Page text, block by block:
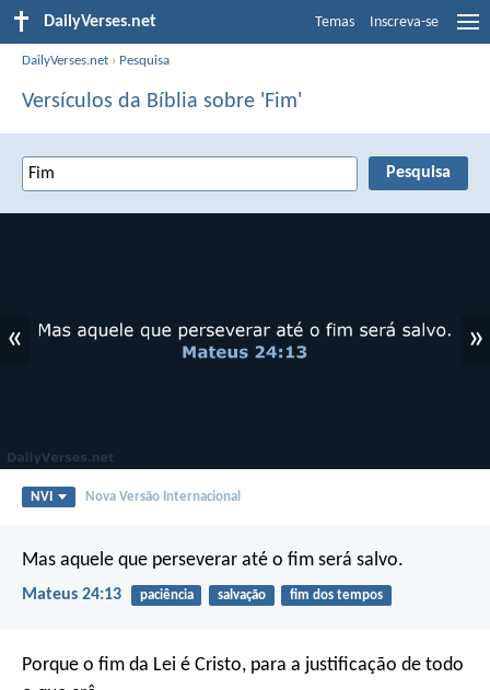
DailyVerses.net Temas Inscreva-se
DailyVerses.net › Pesquisa
Versículos da Bíblia sobre 'Fim'
« »
NVI Nova Versão Internacional
Mas aquele que perseverar até o fim será salvo.
Mateus 24:13 paciência salvação fim dos tempos
Porque o fim da Lei é Cristo, para a justificação de todo